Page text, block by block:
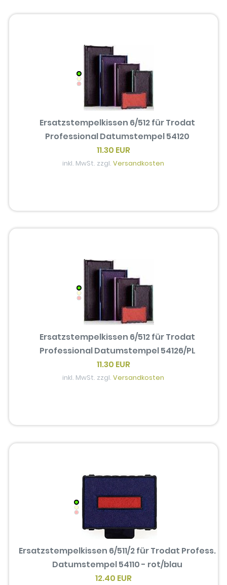
Ersatzstempelkissen 6/512 für Trodat
Professional Datumstempel 54120
11.30 EUR
inkl. MwSt. zzgl.Versandkosten
Ersatzstempelkissen 6/512 für Trodat
Professional Datumstempel 54126/PL
11.30 EUR
inkl. MwSt. zzgl.Versandkosten
Ersatzstempelkissen 6/511/2 für Trodat Profess.
Datumstempel 54110 - rot/blau
12.40 EUR